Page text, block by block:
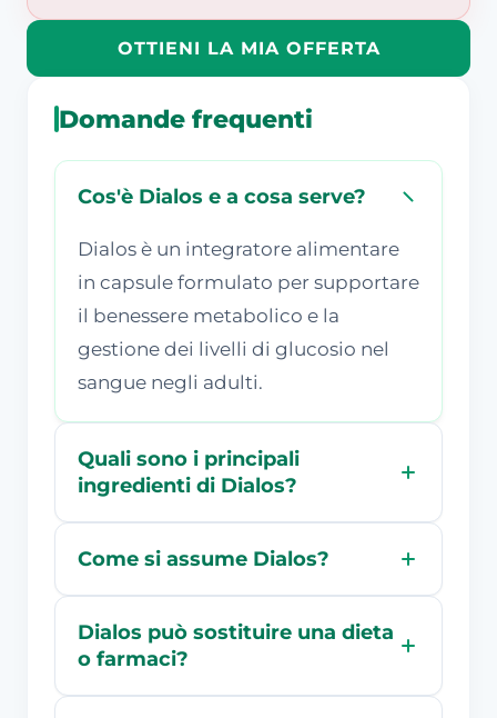
OTTIENI LA MIA OFFERTA
Domande frequenti
Cos'è Dialos e a cosa serve?
Dialos è un integratore alimentare
in capsule formulato per supportare
il benessere metabolico e la
gestione dei livelli di glucosio nel
sangue negli adulti.
Quali sono i principali
ingredienti di Dialos?
Come si assume Dialos?
Dialos può sostituire una dieta
o farmaci?